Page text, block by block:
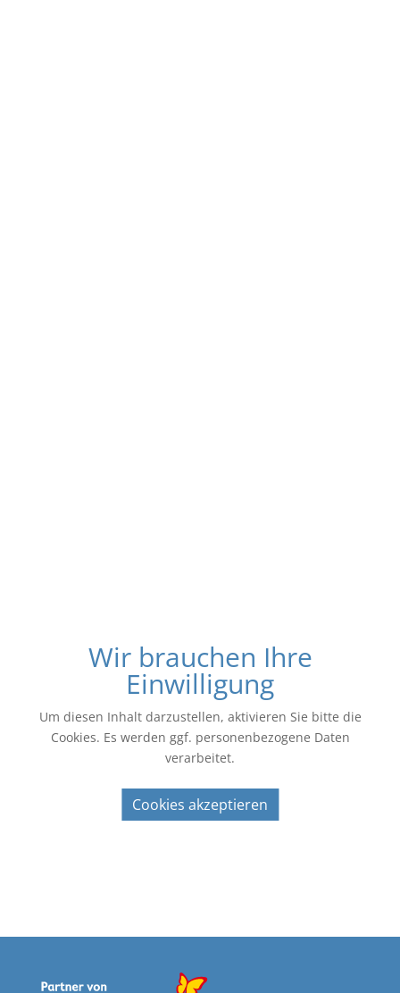
Wir brauchen Ihre
Einwilligung
Um diesen Inhalt darzustellen, aktivieren Sie bitte die
Cookies. Es werden ggf. personenbezogene Daten
verarbeitet.
Cookies akzeptieren